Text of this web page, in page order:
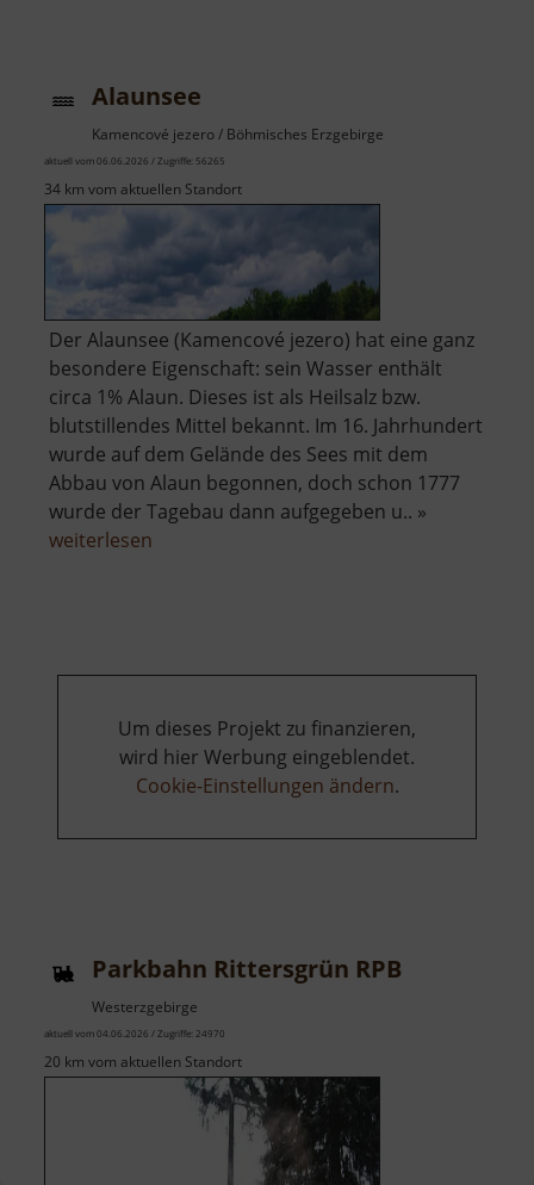
Alaunsee
Kamencové jezero / Böhmisches Erzgebirge
aktuell vom 06.06.2026 / Zugriffe: 56265
34 km vom aktuellen Standort
Der Alaunsee (Kamencové jezero) hat eine ganz
besondere Eigenschaft: sein Wasser enthält
circa 1% Alaun. Dieses ist als Heilsalz bzw.
blutstillendes Mittel bekannt. Im 16. Jahrhundert
wurde auf dem Gelände des Sees mit dem
Abbau von Alaun begonnen, doch schon 1777
wurde der Tagebau dann aufgegeben u.. »
weiterlesen
Um dieses Projekt zu finanzieren,
wird hier Werbung eingeblendet.
Cookie-Einstellungen ändern.
Parkbahn Rittersgrün RPB
Westerzgebirge
aktuell vom 04.06.2026 / Zugriffe: 24970
20 km vom aktuellen Standort